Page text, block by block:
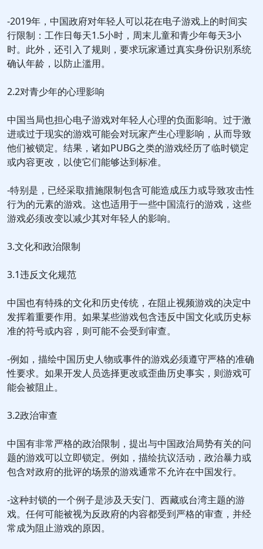
-2019年，中国政府对年轻人可以花在电子游戏上的时间实
行限制：工作日每天1.5小时，周末儿童和青少年每天3小
时。此外，还引入了规则，要求玩家通过真实身份识别系统
确认年龄，以防止滥用。
2.2对青少年的心理影响
中国当局也担心电子游戏对年轻人心理的负面影响。过于激
进或过于现实的游戏可能会对玩家产生心理影响，从而导致
他们被锁定。结果，诸如PUBG之类的游戏经历了临时锁定
或内容更改，以使它们能够达到标准。
-特别是，已经采取措施限制包含可能造成压力或导致攻击性
行为的元素的游戏。这也适用于一些中国流行的游戏，这些
游戏必须改变以减少其对年轻人的影响。
3.文化和政治限制
3.1违反文化规范
中国也有特殊的文化和历史传统，在阻止视频游戏的决定中
发挥着重要作用。如果某些游戏包含违反中国文化或历史标
准的符号或内容，则可能不会受到审查。
-例如，描绘中国历史人物或事件的游戏必须遵守严格的准确
性要求。如果开发人员选择更改或歪曲历史事实，则游戏可
能会被阻止。
3.2政治审查
中国有非常严格的政治限制，提出与中国政治局势有关的问
题的游戏可以立即锁定。例如，描绘抗议活动，政治暴力或
包含对政府的批评的场景的游戏通常不允许在中国发行。
-这种封锁的一个例子是涉及天安门、西藏或台湾主题的游
戏。任何可能被视为反政府的内容都受到严格的审查，并经
常成为阻止游戏的原因。